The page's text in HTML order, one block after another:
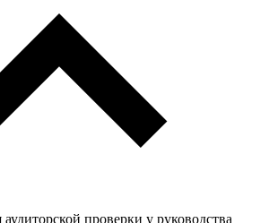
проверки у руководства